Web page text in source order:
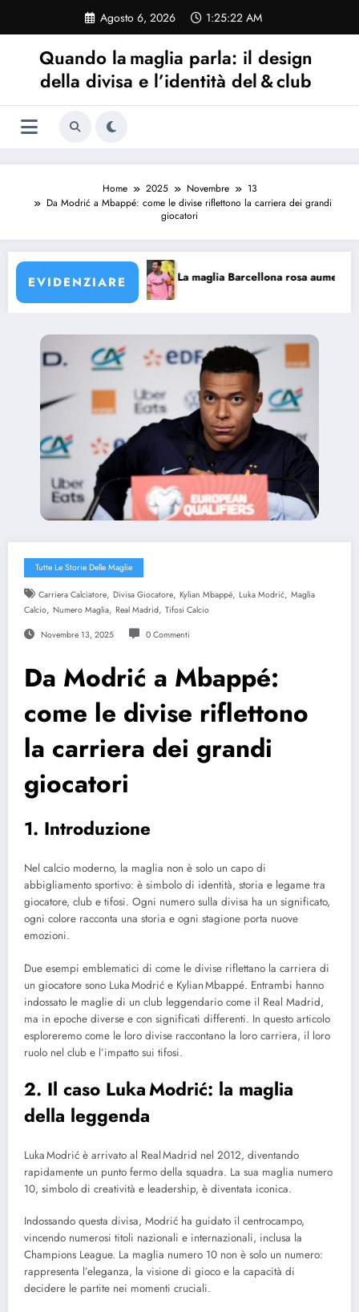
contenuto
Agosto 6, 2026 1:25:23 AM
Quando la maglia parla: il design
della divisa e l’identità del & club
Home 2025 Novembre
13
Da Modrić a Mbappé: come le divise riflettono la carriera dei grandi
giocatori
EVIDENZIARE
La maglia Barcellona rosa aumenterà di valore?
Tutte Le Storie Delle Maglie
Carriera Calciatore, Divisa Giocatore, Kylian Mbappé, Luka Modrić, Maglia
Calcio, Numero Maglia, Real Madrid, Tifosi Calcio
Novembre 13, 2025 0 Commenti
Da Modrić a Mbappé:
come le divise riflettono
la carriera dei grandi
giocatori
1. Introduzione
Nel calcio moderno, la maglia non è solo un capo di
abbigliamento sportivo: è simbolo di identità, storia e legame tra
giocatore, club e tifosi. Ogni numero sulla divisa ha un significato,
ogni colore racconta una storia e ogni stagione porta nuove
emozioni.
Due esempi emblematici di come le divise riflettano la carriera di
un giocatore sono Luka Modrić e Kylian Mbappé. Entrambi hanno
indossato le maglie di un club leggendario come il Real Madrid,
ma in epoche diverse e con significati differenti. In questo articolo
esploreremo come le loro divise raccontano la loro carriera, il loro
ruolo nel club e l’impatto sui tifosi.
2. Il caso Luka Modrić: la maglia
della leggenda
Luka Modrić è arrivato al Real Madrid nel 2012, diventando
rapidamente un punto fermo della squadra. La sua maglia numero
10, simbolo di creatività e leadership, è diventata iconica.
Indossando questa divisa, Modrić ha guidato il centrocampo,
vincendo numerosi titoli nazionali e internazionali, inclusa la
Champions League. La maglia numero 10 non è solo un numero:
rappresenta l’eleganza, la visione di gioco e la capacità di
decidere le partite nei momenti cruciali.